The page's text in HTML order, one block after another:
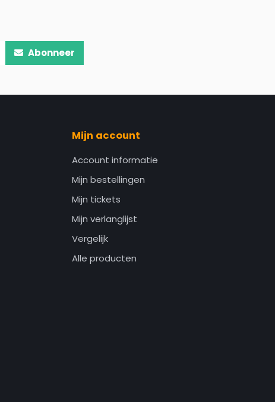
Abonneer
Mijn account
Account informatie
Mijn bestellingen
Mijn tickets
Mijn verlanglijst
Vergelijk
Alle producten